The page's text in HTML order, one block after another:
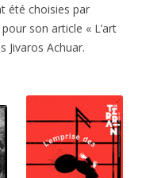
été choisies par
son article « L’art
Jivaros Achuar.